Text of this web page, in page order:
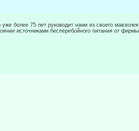
более 75 лет руководит нами из своего мавзолея
источниками бесперебойного питания от фирмы